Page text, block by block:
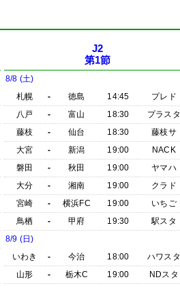
J2
第1節
8/8 (土)
札幌
- 徳島 14:45
プレド
八戸
- 富山 18:30
プラスタ
藤枝
- 仙台 18:30
藤枝サ
大宮
- 新潟 19:00
NACK
磐田
- 秋田 19:00
ヤマハ
大分
- 湘南 19:00
クラド
宮崎
- 横浜FC 19:00
いちご
鳥栖
- 甲府 19:30
駅スタ
8/9 (日)
いわき
- 今治 18:00
ハワスタ
山形
- 栃木C 19:00 NDスタ